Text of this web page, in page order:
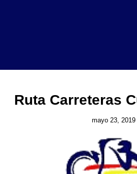
Ruta Carreteras
mayo 23, 2019